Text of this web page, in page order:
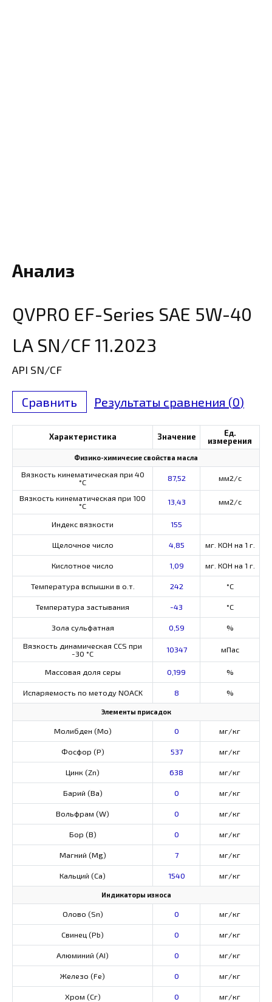
Анализ
QVPRO EF-Series SAE 5W-40
LA SN/CF 11.2023
API SN/CF
Сравнить Результаты сравнения (0)
Характеристика Значение
Ед.
измерения
Физико-химичесие свойства масла
Вязкость кинематическая при 40
°С
87,52 мм2/с
Вязкость кинематическая при 100
°С
13,43 мм2/с
Индекс вязкости 155
Щелочное число 4,85 мг. КОН на 1 г.
Кислотное число 1,09 мг. КОН на 1 г.
Температура вспышки в о.т. 242 °C
Температура застывания -43 °C
Зола сульфатная 0,59
%
Вязкость динамическая CCS при
-30 °С
10347 мПас
Массовая доля серы 0,199 %
Испаряемость по методу NOACK 8 %
Элементы присадок
Молибден (Мо) 0 мг/кг
Фосфор (Р) 537 мг/кг
Цинк (Zn) 638 мг/кг
Барий (Ва) 0 мг/кг
Вольфрам (W) 0 мг/кг
Бор (В) 0 мг/кг
Магний (Mg) 7 мг/кг
Кальций (Са) 1540 мг/кг
Индикаторы износа
Олово (Sn) 0 мг/кг
Свинец (Pb) 0 мг/кг
Алюминий (AI) 0 мг/кг
Железо (Fe) 0 мг/кг
Хром (Сг) 0 мг/кг